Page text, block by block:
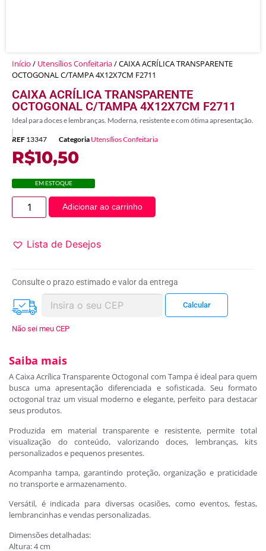
Início / Utensílios Confeitaria/ CAIXA ACRÍLICA TRANSPARENTE
OCTOGONAL C/TAMPA 4X12X7CM F2711
CAIXA ACRÍLICA TRANSPARENTE
OCTOGONAL C/TAMPA 4X12X7CM F2711
Ideal para doces e lembranças. Moderna, resistente e com ótima apresentação.
REF 13347 Categoria Utensílios Confeitaria
R$10,50
EM ESTOQUE
Adicionar ao carrinho
Lista de Desejos
Consulte o prazo estimado e valor da entrega
Não sei meu CEP
Saiba mais
A Caixa Acrílica Transparente Octogonal com Tampa é ideal para quem
busca uma apresentação diferenciada e sofisticada. Seu formato
octogonal traz um visual moderno e elegante, perfeito para destacar
seus produtos.
Produzida em material transparente e resistente, permite total
visualização do conteúdo, valorizando doces, lembranças, kits
personalizados e pequenos presentes.
Acompanha tampa, garantindo proteção, organização e praticidade
no transporte e armazenamento.
Versátil, é indicada para diversas ocasiões, como eventos, festas,
lembrancinhas e vendas personalizadas.
Dimensões detalhadas:
Altura: 4 cm